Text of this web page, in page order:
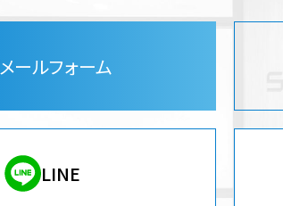
メールフォーム
LINE